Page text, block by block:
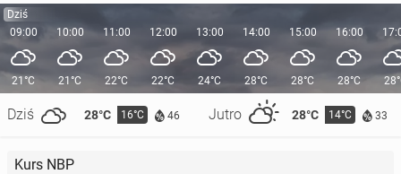
Dziś
09:00
21°C
Dziś 28°C 16°C 46 Jutro 28°C 14°C 33
10:00
21°C
11:00
22°C
12:00
22°C
13:00
24°C
14:00
28°C
15:00
28°C
16:00
28°C
Kurs NBP